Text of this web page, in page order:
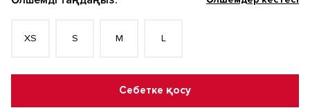
XS S M L
Себетке қосу